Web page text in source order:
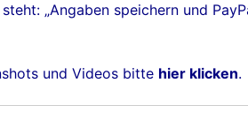
„Angaben speichern und
und Videos bitte hier klicken.